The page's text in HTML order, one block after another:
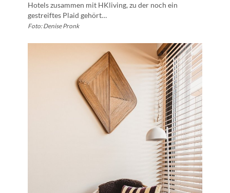
Hotels zusammen mit HKliving, zu der noch ein
gestreiftes Plaid gehört…
Foto: Denise Pronk